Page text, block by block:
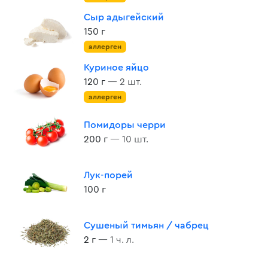
Сыр адыгейский
150 г
аллерген
Куриное яйцо
120 г — 2 шт.
аллерген
Помидоры черри
200 г — 10 шт.
Лук-порей
100 г
Сушеный тимьян / чабрец
2 г — 1 ч. л.